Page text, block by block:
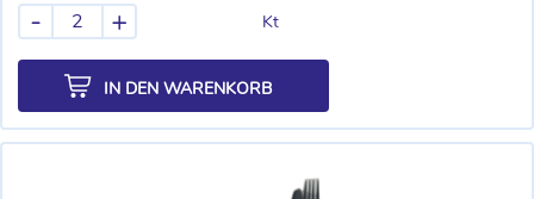
Kt
- +
IN DEN WARENKORB